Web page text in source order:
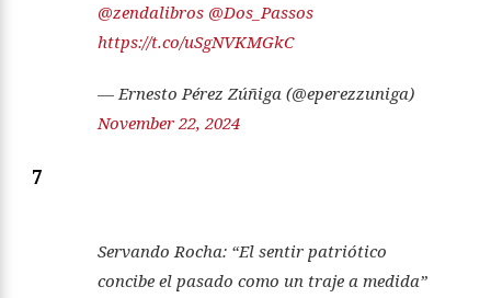
@zendalibros @Dos_Passos
https://t.co/uSgNVKMGkC
— Ernesto Pérez Zúñiga (@eperezzuniga)
November 22, 2024
7
Servando Rocha: “El sentir patriótico
concibe el pasado como un traje a medida”